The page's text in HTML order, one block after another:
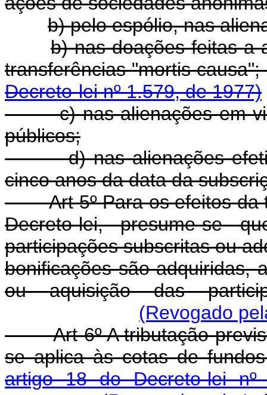
b) pelo espólio, nas
b) nas doações feitas a
transferências
Decreto-lei nº 1.579, de 1977)
c) nas alienações em
públicos;
d) nas alienações
cinco anos da data da
Art 5º Para os efeitos
Decreto-lei, presume-se
participações subscritas ou
bonificações são adquiridas,
ou aquisição das
(Revogado
Art 6º A tributação
se aplica às cotas de
artigo 18 do Decreto-lei